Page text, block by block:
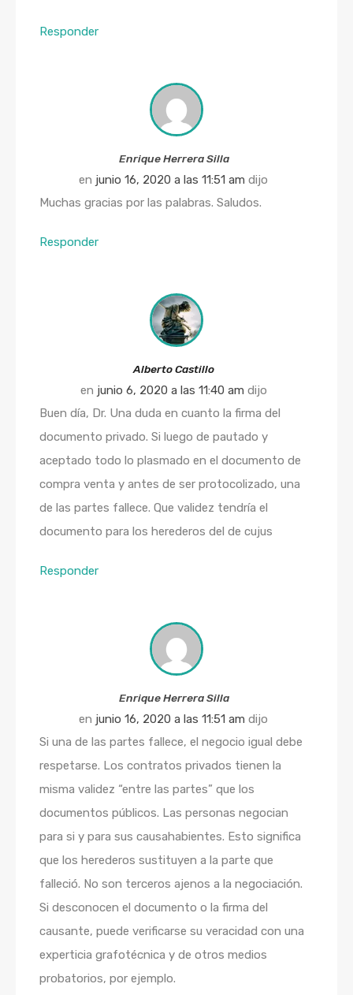
Responder
Enrique Herrera Silla
en junio 16, 2020 a las 11:51 am dijo
Muchas gracias por las palabras. Saludos.
Responder
Alberto Castillo
en junio 6, 2020 a las 11:40 am dijo
Buen día, Dr. Una duda en cuanto la firma del
documento privado. Si luego de pautado y
aceptado todo lo plasmado en el documento de
compra venta y antes de ser protocolizado, una
de las partes fallece. Que validez tendría el
documento para los herederos del de cujus
Responder
Enrique Herrera Silla
en junio 16, 2020 a las 11:51 am dijo
Si una de las partes fallece, el negocio igual debe
respetarse. Los contratos privados tienen la
misma validez “entre las partes” que los
documentos públicos. Las personas negocian
para si y para sus causahabientes. Esto significa
que los herederos sustituyen a la parte que
falleció. No son terceros ajenos a la negociación.
Si desconocen el documento o la firma del
causante, puede verificarse su veracidad con una
experticia grafotécnica y de otros medios
probatorios, por ejemplo.